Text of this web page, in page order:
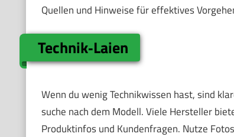
Quellen und Hinweise für effektives
Technik‑Laien
Wenn du wenig Technikwissen hast, sind
suche nach dem Modell. Viele Hersteller
Produktinfos und Kundenfragen. Nutze